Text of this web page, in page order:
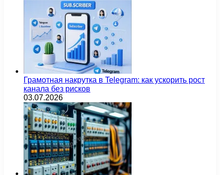
Грамотная накрутка в Telegram: как ускорить рост
канала без рисков
03.07.2026